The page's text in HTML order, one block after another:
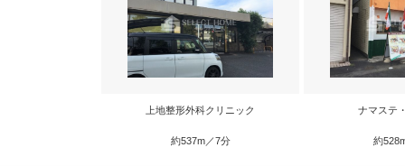
上地整形外科クリニック
約537m／7分
ナマステ
約